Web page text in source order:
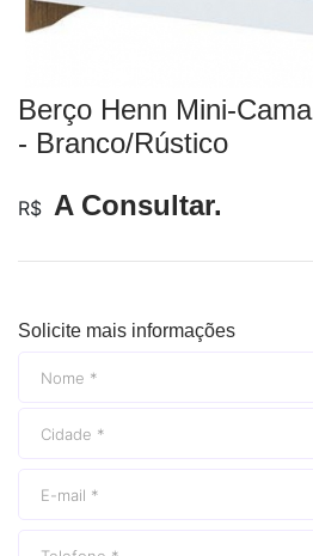
Berço Henn Mini-
- Branco/Rústico
R$ A Consultar.
Solicite mais informações